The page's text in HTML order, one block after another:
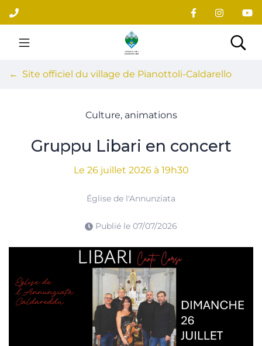
Aller
au
contenu
Site officiel du village
Site officiel du village de Pianottoli-Caldarello
Culture, animations
Gruppu Libari en concert
Le 26 juillet 2026 à 19h30
Église de l'Annunziata
Publié le 07/07/2026